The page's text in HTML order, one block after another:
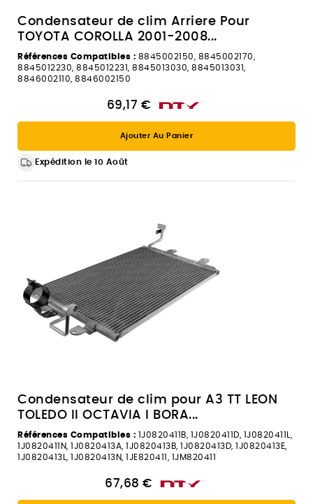
Condensateur de clim Arriere Pour
TOYOTA COROLLA 2001-2008...
Références Compatibles : 8845002150, 8845002170,
8845012230, 8845012231, 8845013030, 8845013031,
8846002110, 8846002150
69,17 €
Ajouter Au Panier
Expédition le 10 Août
Condensateur de clim pour A3 TT LEON
TOLEDO II OCTAVIA I BORA...
Références Compatibles : 1J0820411B, 1J0820411D, 1J0820411L,
1J0820411N, 1J0820413A, 1J0820413B, 1J0820413D, 1J0820413E,
1J0820413L, 1J0820413N, 1JE820411, 1JM820411
67,68 €